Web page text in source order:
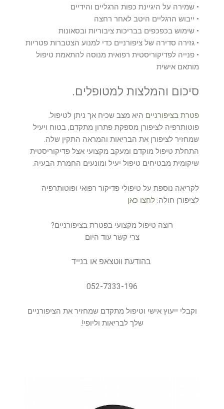
• שמירה על היגיינת כפות הרגליים והידיים
• ייבוש הרגליים היטב לאחר רחצה
• שימוש בכפכפים בבריכות ציבוריות ובסאונות
• גזירה סדירה של ציפורניים כדי למנוע הצטברות פטריות
• פנייה לפדיקוריסטית רפואית מנוסה להתאמת טיפול
מותאם אישית
סיכום והמלצות למטופלים.
פטרת בציפורניים היא מצב שכיח אך ניתן לטיפול.
פוטותרפיה לציפורן מספקת פתרון מתקדם, בטוח ויעיל
שמחזיר לציפורן את הבריאות והמראה התקין שלה.
התחלת טיפול מוקדם ומעקב מקצועי אצל פדיקוריסטית
שיקומית מבטיחים טיפול יעיל ומונעים החמרת הבעיה.
לקריאה נוספת על טיפולי פדיקור רפואי ופוטותרפיה
לציפורן חולה: לחצו כאן
רוצה טיפול מקצועי בפטרת בציפורניים?
צרי קשר עוד היום
בהודעת ווטצאפ או בנייד
052-7333-196
וקבלי ייעוץ אישי וטיפול מתקדם שמחזיר את הציפורניים
שלך לבריאות וליופי!.